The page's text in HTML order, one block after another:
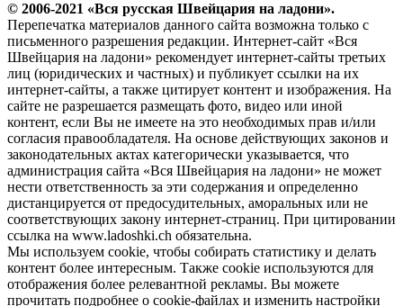
© 2006-2021 «Вся русская Швейцария на ладони».
Перепечатка материалов данного сайта возможна только с
письменного разрешения редакции. Интернет-сайт «Вся
Швейцария на ладони» рекомендует интернет-сайты третьих
лиц (юридических и частных) и публикует ссылки на их
интернет-сайты, а также цитирует контент и изображения. На
сайте не разрешается размещать фото, видео или иной
контент, если Вы не имеете на это необходимых прав и/или
согласия правообладателя. На основе действующих законов и
законодательных актах категорически указывается, что
администрация сайта «Вся Швейцария на ладони» не может
нести ответственность за эти содержания и определенно
дистанцируется от предосудительных, аморальных или не
соответствующих закону интернет-страниц. При цитировании
ссылка на www.ladoshki.ch обязательна.
Мы используем cookie, чтобы собирать статистику и делать
контент более интересным. Также cookie используются для
отображения более релевантной рекламы. Вы можете
прочитать подробнее о cookie-файлах и изменить настройки